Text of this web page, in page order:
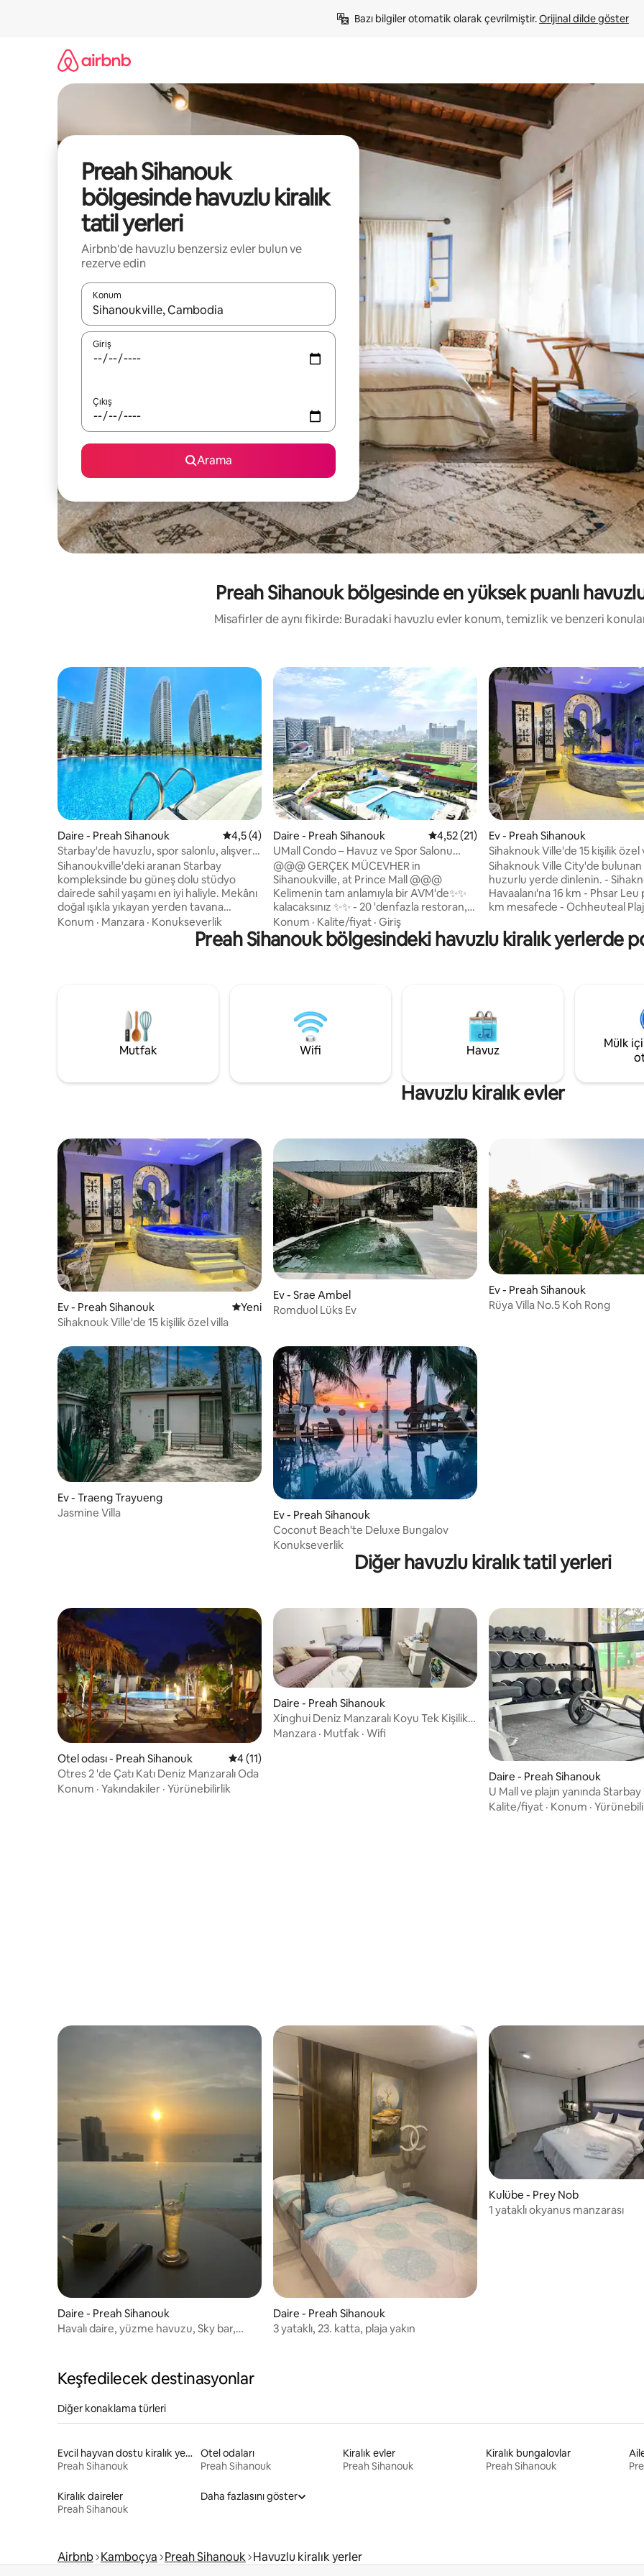
Bazı bilgiler otomatik olarak çevrilmiştir. Orijinal dilde göster
Preah Sihanouk
bölgesinde havuzlu kiralık
tatil yerleri
Airbnb'de havuzlu benzersiz evler bulun ve
rezerve edin
Konum
Sonuçlar kullanılabilir olduğunda yukarı ve aşağı oklarıyla gezinin veya dokunarak ya da kaydırma hareketleriyle keşfedin.
Giriş
Çıkış
Arama
Preah Sihanouk bölgesinde en yüksek puanlı
Misafirler de aynı fikirde: Buradaki havuzlu evler konum, temizlik ve benzeri
Daire - Preah Sihanouk 5 üzerinden ortalama 4,5 puan, 4 değerlendirme
4,5 (4)
Starbay'de havuzlu, spor salonlu, alışveriş
merkezine yakın Sun Studio
Sihanoukville'deki aranan Starbay
kompleksinde bu güneş dolu stüdyo
dairede sahil yaşamı en iyi haliyle. Mekânı
doğal ışıkla yıkayan yerden tavana
pencerelere sahip bu modern ünite,
konfor ve rahatlığın mükemmel bir
karışımını sunuyor. Aşağıdakiler de dâhil
donanımlı spor salonu Gönül rahatlığı için
7/24 güvenlik ve resepsiyon Alışveriş
merkezi: Site içi restoranlar ve
perakende mağazalar.
Konum · Manzara · Konukseverlik
Daire - Preah Sihanouk 5 üzerinden ortalama 4,52 puan, 21
4,52 (21)
UMall Condo – Havuz ve Spor Salonu
Erişimi Olan Yüksek Katlı Stüdyo
@@@ GERÇEK MÜCEVHER in
Sihanoukville, at Prince Mall @@@
Kelimenin tam anlamıyla bir AVM'de✨✨
kalacaksınız ✨✨ - 20 'denfazla restoran,
35'tenfazla mağaza, çocuk bahçesi. - 1
sinema + okçuluk, paten, bilardo masası...
- Havuz, spor salonu, restoran, kafe... -
göre, verilen oda resimde gösterilenden
farklı bir tasarıma sahip olabilir. Tüm
ünitelerde kanepe ve televizyon mevcut
değildir.
Konum · Kalite/fiyat · Giriş
Ev - Preah Sihanouk
Sihaknouk Ville'de 15 kişilik özel
Sihaknouk Ville City'de bulunan
huzurlu yerde dinlenin. -
Havaalanı'na 16 km - Phsar Leu
km mesafede - Ochheuteal
Misafir kapasitesi: 15 kişi Kablosuz
internet bağlantısı, havuz,
fırın, buzdolabı, elektrikli ocak,
su ısıtıcısı, sıcak ve soğuk su,
internet bağlantısı, mutfak ve
Preah Sihanouk bölgesindeki havuzlu kiralık yerlerde
Mutfak Wifi Havuz
Mülk
Havuzlu kiralık evler
Ev - Preah Sihanouk Yeni konaklama yeri
Yeni
Sihaknouk Ville'de 15 kişilik özel villa
Ev - Srae Ambel
Romduol Lüks Ev
Ev - Preah Sihanouk
Rüya Villa No.5 Koh Rong
Ev - Traeng Trayueng
Jasmine Villa
Ev - Preah Sihanouk
Coconut Beach'te Deluxe Bungalov
Konukseverlik
Diğer havuzlu kiralık tatil yerleri
Otel odası - Preah Sihanouk 5 üzerinden ortalama 4 puan, 11 değerlendirme
4 (11)
Otres 2 'de Çatı Katı Deniz Manzaralı Oda
Konum · Yakındakiler · Yürünebilirlik
Daire - Preah Sihanouk
Xinghui Deniz Manzaralı Koyu Tek Kişilik
Oda (c)
Manzara · Mutfak · Wifi
Daire - Preah Sihanouk
U Mall ve plajın yanında
Kalite/fiyat · Konum ·
Daire - Preah Sihanouk
Havalı daire, yüzme havuzu, Sky bar,
Daire - Preah Sihanouk
3 yataklı, 23. katta, plaja yakın
Kulübe - Prey Nob
1 yataklı okyanus manzarası
Keşfedilecek destinasyonlar
Diğer konaklama türleri
Evcil hayvan dostu kiralık yerler
Preah Sihanouk
Otel odaları
Preah Sihanouk
Kiralık evler
Preah Sihanouk
Kiralık bungalovlar
Preah Sihanouk
Kiralık daireler
Preah Sihanouk
Daha fazlasını göster
Airbnb Kamboçya Preah Sihanouk Havuzlu kiralık yerler